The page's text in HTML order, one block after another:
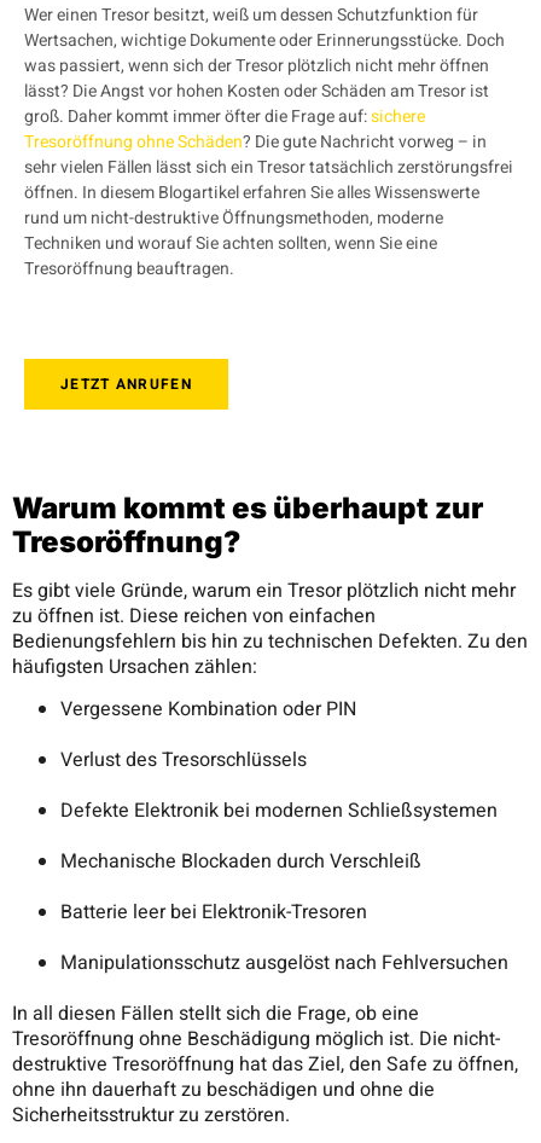
Wer einen Tresor besitzt, weiß um dessen Schutzfunktion für
Wertsachen, wichtige Dokumente oder Erinnerungsstücke. Doch
was passiert, wenn sich der Tresor plötzlich nicht mehr öffnen
lässt? Die Angst vor hohen Kosten oder Schäden am Tresor ist
groß. Daher kommt immer öfter die Frage auf:sichere
Tresoröffnung ohne Schäden? Die gute Nachricht vorweg – in
sehr vielen Fällen lässt sich ein Tresor tatsächlich zerstörungsfrei
öffnen. In diesem Blogartikel erfahren Sie alles Wissenswerte
rund um nicht-destruktive Öffnungsmethoden, moderne
Techniken und worauf Sie achten sollten, wenn Sie eine
Tresoröffnung beauftragen.
JETZT ANRUFEN
Warum kommt es überhaupt zur
Tresoröffnung?
Es gibt viele Gründe, warum ein Tresor plötzlich nicht mehr
zu öffnen ist. Diese reichen von einfachen
Bedienungsfehlern bis hin zu technischen Defekten. Zu den
häufigsten Ursachen zählen:
Vergessene Kombination oder PIN
Verlust des Tresorschlüssels
Defekte Elektronik bei modernen Schließsystemen
Mechanische Blockaden durch Verschleiß
Batterie leer bei Elektronik-Tresoren
Manipulationsschutz ausgelöst nach Fehlversuchen
In all diesen Fällen stellt sich die Frage, ob eine
Tresoröffnung ohne Beschädigung möglich ist. Die nicht-
destruktive Tresoröffnung hat das Ziel, den Safe zu öffnen,
ohne ihn dauerhaft zu beschädigen und ohne die
Sicherheitsstruktur zu zerstören.